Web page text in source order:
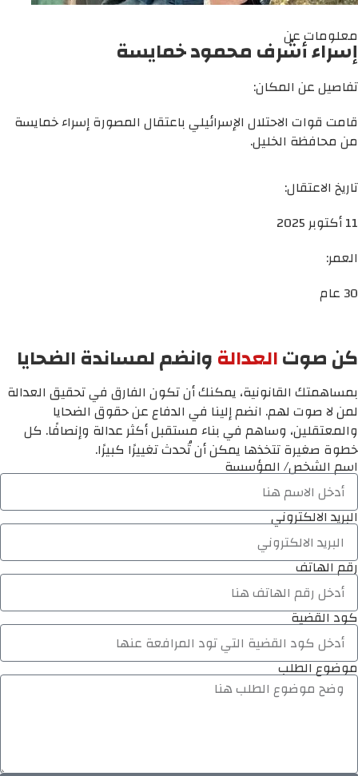
معلومات عن
إسراء أشرف محمود خمايسة
تفاصيل عن المكان:
قامت قوات الاحتلال الإسرائيلي باعتقال المصورة إسراء خمايسة
من محافظة الخليل.
تاريخ الاعتقال:
11 أكتوبر 2025
العمر:
30 عام
كن صوتالعدالةوانضم لمساندة الضحايا
بمساهمتك القانونية، يمكنك أن تكون الفارق في تحقيق العدالة
لمن لا صوت لهم. انضم إلينا في الدفاع عن حقوق الضحايا
والمعتقلين، وساهم في بناء مستقبل أكثر عدالة وإنصافًا. كل
خطوة صغيرة تتخذها يمكن أن تُحدث تغييرًا كبيرًا.
اسم الشخص/ المؤسسة
البريد الالكتروني
رقم الهاتف
كود القضية
موضوع الطلب